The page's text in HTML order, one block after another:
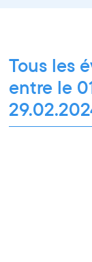
Tous les
entre le